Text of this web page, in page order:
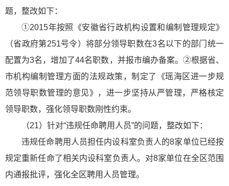
题，整改如下：
①2015年按照《安徽省行政机构设置和编制管理规定》
（省政府第251号令）将部分领导职数在3名以下的部门统一
配置为3名，增加了44名职数，并报市编办备案。②根据省、
市机构编制管理方面的法规政策，制定了《瑶海区进一步规
范领导职数管理的意见》，进一步坚持从严管理，严格核定
领导职数，强化领导职数刚性约束。
（21）针对“违规任命聘用人员”的问题，整改如下：
违规任命聘用人员担任内设科室负责人的8家单位已经按
规定重新任命了相关内设科室负责人。对8家单位在全区范围
内通报批评，强化全区聘用人员管理。